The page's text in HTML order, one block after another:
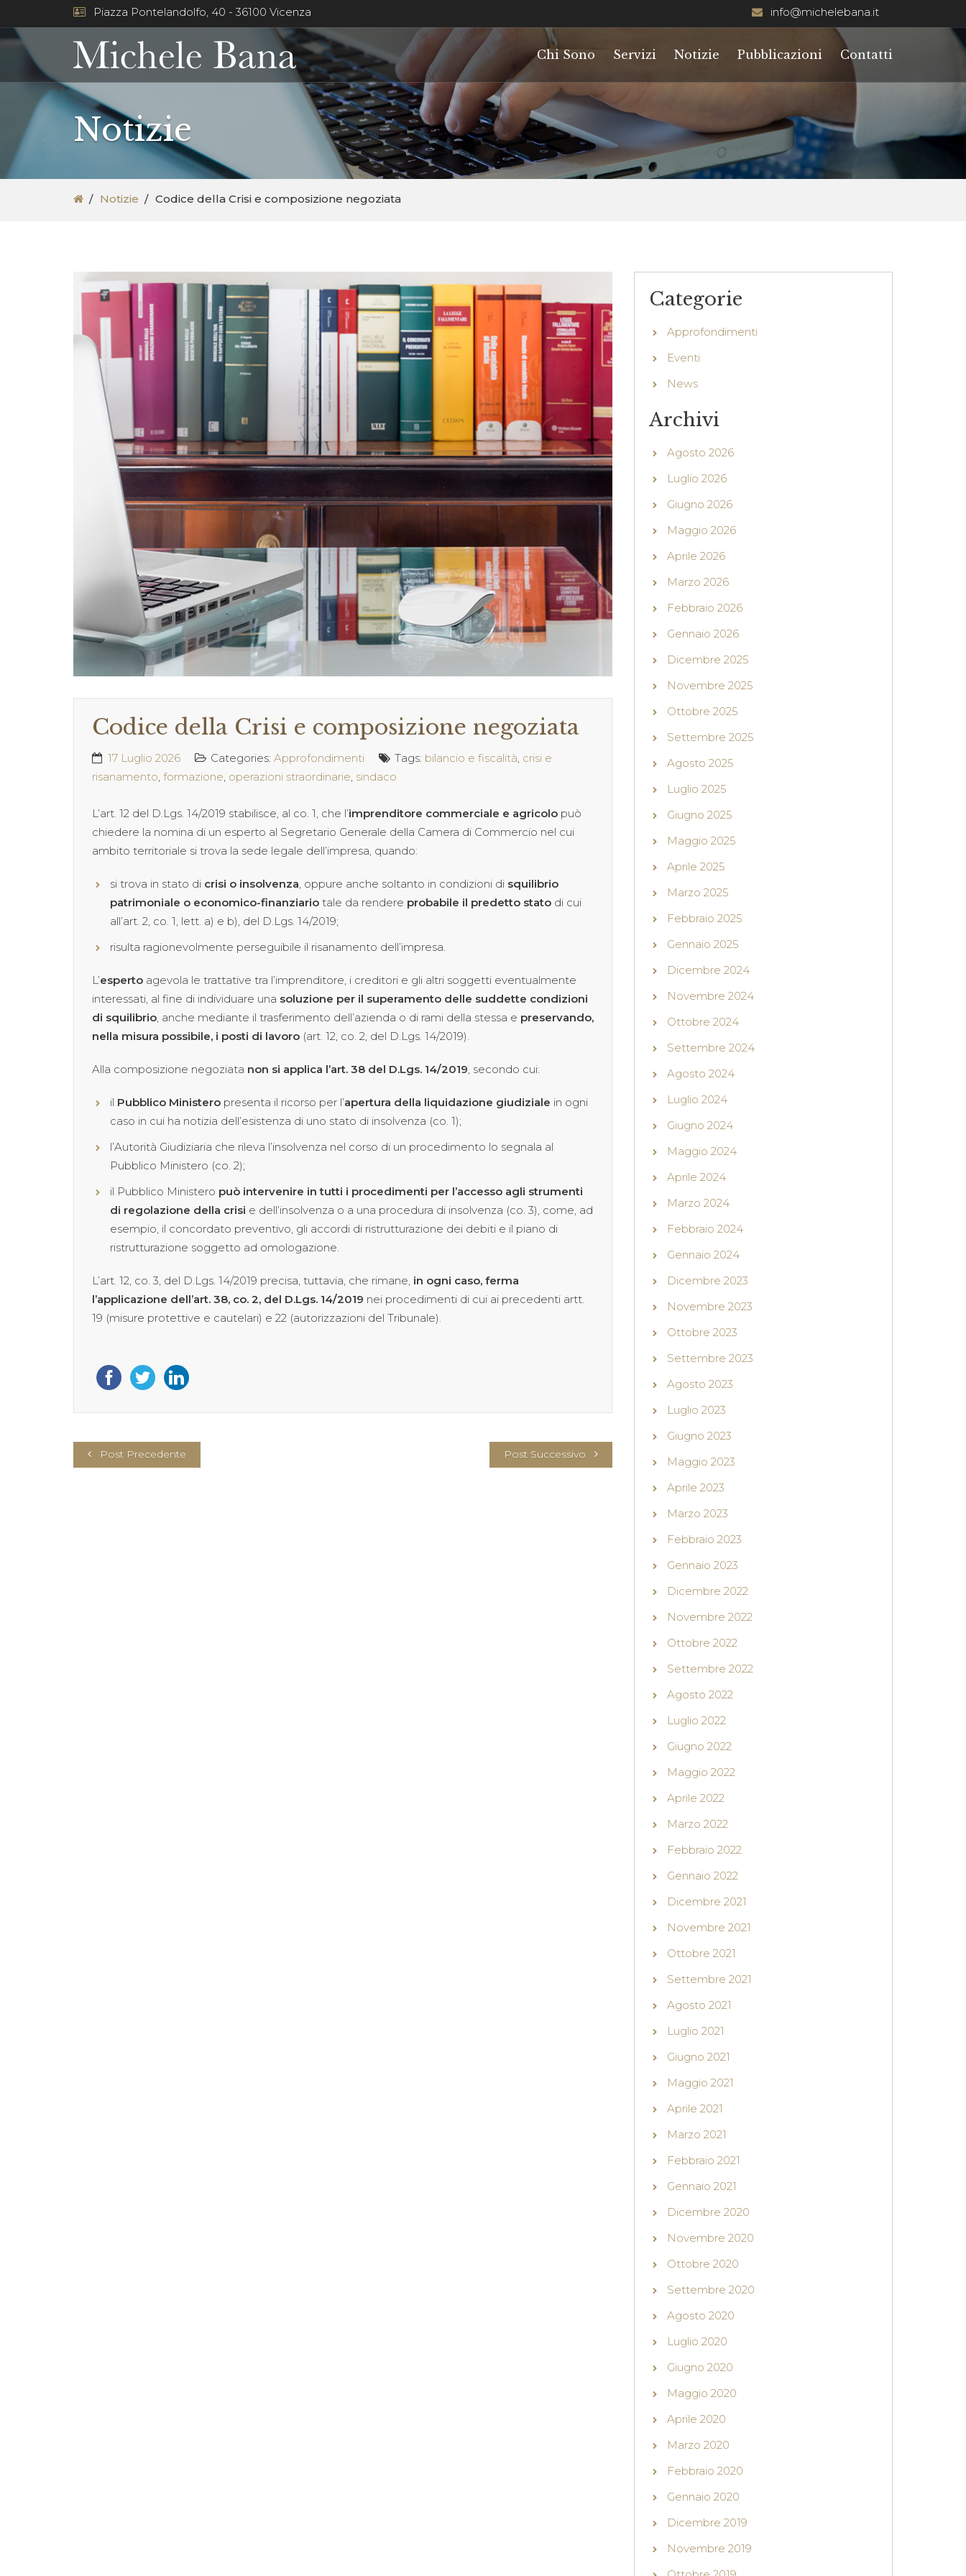
Piazza Pontelandolfo, 40 - 36100 Vicenza info@michelebana.it
Chi Sono Servizi Notizie Pubblicazioni Contatti
Notizie
Notizie Codice della Crisi e composizione negoziata
Codice della Crisi e composizione negoziata
17 Luglio 2026 Categories: Approfondimenti Tags: bilancio e fiscalità crisi e
risanamento formazione operazioni straordinarie sindaco
L’art. 12 del D.Lgs. 14/2019 stabilisce, al co. 1, che l’imprenditore commerciale e agricolo può
chiedere la nomina di un esperto al Segretario Generale della Camera di Commercio nel cui
ambito territoriale si trova la sede legale dell’impresa, quando:
si trova in stato di crisi o insolvenza , oppure anche soltanto in condizioni di squilibrio
patrimoniale o economico-finanziario tale da rendere probabile il predetto stato di cui
all’art. 2, co. 1, lett. a) e b), del D.Lgs. 14/2019;
risulta ragionevolmente perseguibile il risanamento dell’impresa.
L’esperto agevola le trattative tra l’imprenditore, i creditori e gli altri soggetti eventualmente
interessati, al fine di individuare una soluzione per il superamento delle suddette condizioni
di squilibrio , anche mediante il trasferimento dell’azienda o di rami della stessa e preservando,
nella misura possibile, i posti di lavoro (art. 12, co. 2, del D.Lgs. 14/2019).
Alla composizione negoziata non si applica l’art. 38 del D.Lgs. 14/2019 , secondo cui:
il Pubblico Ministero presenta il ricorso per l’apertura della liquidazione giudiziale in ogni
caso in cui ha notizia dell’esistenza di uno stato di insolvenza (co. 1);
l’Autorità Giudiziaria che rileva l’insolvenza nel corso di un procedimento lo segnala al
Pubblico Ministero (co. 2);
il Pubblico Ministero può intervenire in tutti i procedimenti per l’accesso agli strumenti
di regolazione della crisi e dell’insolvenza o a una procedura di insolvenza (co. 3), come, ad
esempio, il concordato preventivo, gli accordi di ristrutturazione dei debiti e il piano di
ristrutturazione soggetto ad omologazione.
L’art. 12, co. 3, del D.Lgs. 14/2019 precisa, tuttavia, che rimane, in ogni caso, ferma
l’applicazione dell’art. 38, co. 2, del D.Lgs. 14/2019 nei procedimenti di cui ai precedenti artt.
19 (misure protettive e cautelari) e 22 (autorizzazioni del Tribunale).
Post Precedente Post Successivo
Categorie
Approfondimenti
Eventi
News
Archivi
Agosto 2026
Luglio 2026
Giugno 2026
Maggio 2026
Aprile 2026
Marzo 2026
Febbraio 2026
Gennaio 2026
Dicembre 2025
Novembre 2025
Ottobre 2025
Settembre 2025
Agosto 2025
Luglio 2025
Giugno 2025
Maggio 2025
Aprile 2025
Marzo 2025
Febbraio 2025
Gennaio 2025
Dicembre 2024
Novembre 2024
Ottobre 2024
Settembre 2024
Agosto 2024
Luglio 2024
Giugno 2024
Maggio 2024
Aprile 2024
Marzo 2024
Febbraio 2024
Gennaio 2024
Dicembre 2023
Novembre 2023
Ottobre 2023
Settembre 2023
Agosto 2023
Luglio 2023
Giugno 2023
Maggio 2023
Aprile 2023
Marzo 2023
Febbraio 2023
Gennaio 2023
Dicembre 2022
Novembre 2022
Ottobre 2022
Settembre 2022
Agosto 2022
Luglio 2022
Giugno 2022
Maggio 2022
Aprile 2022
Marzo 2022
Febbraio 2022
Gennaio 2022
Dicembre 2021
Novembre 2021
Ottobre 2021
Settembre 2021
Agosto 2021
Luglio 2021
Giugno 2021
Maggio 2021
Aprile 2021
Marzo 2021
Febbraio 2021
Gennaio 2021
Dicembre 2020
Novembre 2020
Ottobre 2020
Settembre 2020
Agosto 2020
Luglio 2020
Giugno 2020
Maggio 2020
Aprile 2020
Marzo 2020
Febbraio 2020
Gennaio 2020
Dicembre 2019
Novembre 2019